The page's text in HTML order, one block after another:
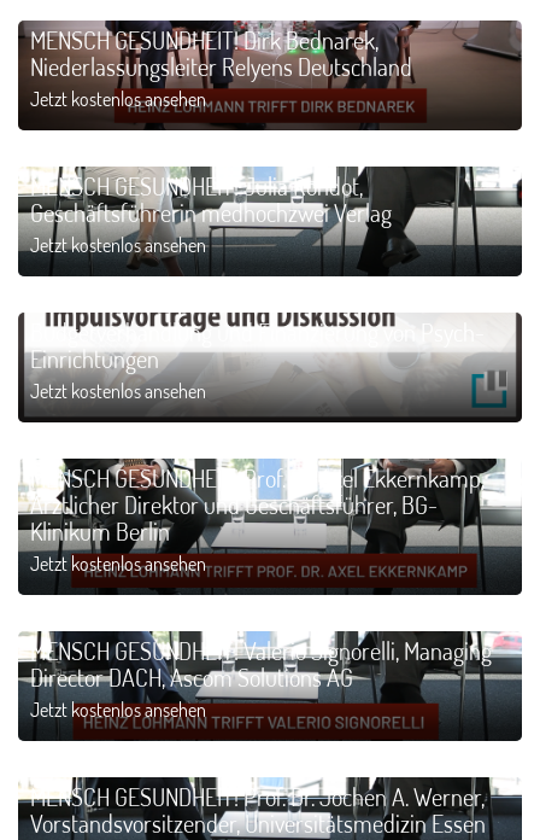
MENSCH GESUNDHEIT! Dirk Bednarek,
Niederlassungsleiter Relyens Deutschland
Jetzt kostenlos ansehen
MENSCH GESUNDHEIT! Julia Rondot,
Geschäftsführerin medhochzwei Verlag
Jetzt kostenlos ansehen
Budgetverhandlung und Finanzierung von Psych-
Einrichtungen
Jetzt kostenlos ansehen
MENSCH GESUNDHEIT! Prof. Dr. Axel Ekkernkamp,
Ärztlicher Direktor und Geschäftsführer, BG-
Klinikum Berlin
Jetzt kostenlos ansehen
MENSCH GESUNDHEIT! Valerio Signorelli, Managing
Director DACH, Ascom Solutions AG
Jetzt kostenlos ansehen
MENSCH GESUNDHEIT! Prof. Dr. Jochen A. Werner,
Vorstandsvorsitzender, Universitätsmedizin Essen